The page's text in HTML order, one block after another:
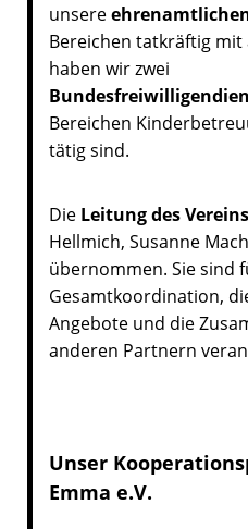
unsere
Bereichen tatkräftig mit
haben wir zwei
Bereichen
tätig sind.
Die Leitung des Vereins
Hellmich, Susanne
übernommen. Sie sind
Gesamtkoordination,
Angebote und die
anderen Partnern
Unser
Emma e.V.